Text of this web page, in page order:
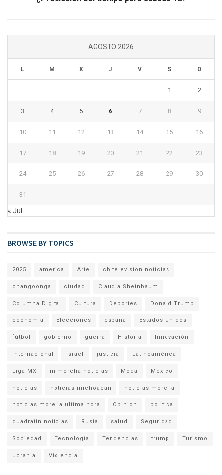
AGOSTO 2026
L M X J V S D
1 2
3 4 5 6 7 8 9
10 11 12 13 14 15 16
17 18 19 20 21 22 23
24 25 26 27 28 29 30
31
« Jul
BROWSE BY TOPICS
2025 america Arte cb television noticias
changoonga ciudad Claudia Sheinbaum
Columna Digital Cultura Deportes Donald Trump
economia Elecciones españa Estados Unidos
fútbol gobierno guerra Historia Innovación
Internacional israel justicia Latinoamérica
Liga MX mimorelia noticias Moda México
noticias noticias michoacan noticias morelia
noticias morelia ultima hora Opinion politica
quadratin noticias Rusia salud Seguridad
Sociedad Tecnología Tendencias trump Turismo
ucrania Violencia